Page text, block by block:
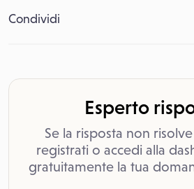
Condividi
Esperto
Se la risposta non
registrati o accedi alla
gratuitamente la tua